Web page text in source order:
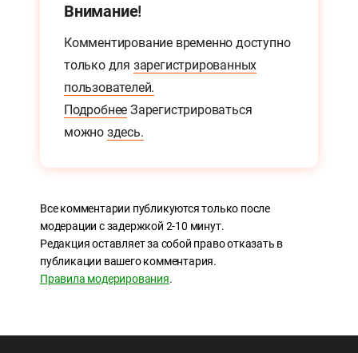
Внимание!
Комментирование временно доступно
только для зарегистрированных
пользователей.
Подробнее Зарегистрироваться
можно здесь.
Все комментарии публикуются только после
модерации с задержкой 2-10 минут.
Редакция оставляет за собой право отказать в
публикации вашего комментария.
Правила модерирования.